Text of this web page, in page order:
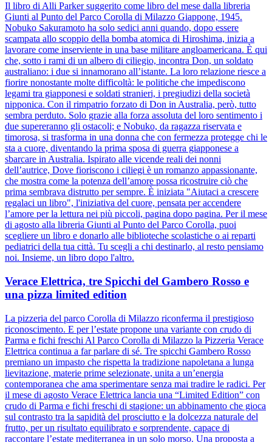
Il libro di Alli Parker suggerito come libro del mese dalla libreria
Giunti al Punto del Parco Corolla di Milazzo Giappone, 1945.
Nobuko Sakuramoto ha solo sedici anni quando, dopo essere
scampata allo scoppio della bomba atomica di Hiroshima, inizia a
lavorare come inserviente in una base militare angloamericana. È qui
che, sotto i rami di un albero di ciliegio, incontra Don, un soldato
australiano: i due si innamorano all’istante. La loro relazione riesce a
fiorire nonostante molte difficoltà: le politiche che impediscono
legami tra giapponesi e soldati stranieri, i pregiudizi della società
nipponica. Con il rimpatrio forzato di Don in Australia, però, tutto
sembra perduto. Solo grazie alla forza assoluta del loro sentimento i
due supereranno gli ostacoli; e Nobuko, da ragazza riservata e
timorosa, si trasforma in una donna che con fermezza protegge chi le
sta a cuore, diventando la prima sposa di guerra giapponese a
sbarcare in Australia. Ispirato alle vicende reali dei nonni
dell’autrice, Dove fioriscono i ciliegi è un romanzo appassionante,
che mostra come la potenza dell’amore possa ricostruire ciò che
prima sembrava distrutto per sempre. È iniziata "Aiutaci a crescere
regalaci un libro", l'iniziativa del cuore, pensata per accendere
l’amore per la lettura nei più piccoli, pagina dopo pagina. Per il mese
di agosto alla libreria Giunti al Punto del Parco Corolla, puoi
scegliere un libro e donarlo alle biblioteche scolastiche o ai reparti
pediatrici della tua città. Tu scegli a chi destinarlo, al resto pensiamo
noi. Insieme, un libro dopo l'altro.
Verace Elettrica, tre Spicchi del Gambero Rosso e
una pizza limited edition
La pizzeria del parco Corolla di Milazzo riconferma il prestigioso
riconoscimento. E per l’estate propone una variante con crudo di
Parma e fichi freschi Al Parco Corolla di Milazzo la Pizzeria Verace
Elettrica continua a far parlare di sé. Tre spicchi Gambero Rosso
premiano un impasto che rispetta la tradizione napoletana a lunga
lievitazione, materie prime selezionate, unita a un’energia
contemporanea che ama sperimentare senza mai tradire le radici. Per
il mese di agosto Verace Elettrica lancia una “Limited Edition” con
crudo di Parma e fichi freschi di stagione: un abbinamento che gioca
sul contrasto tra la sapidità del prosciutto e la dolcezza naturale del
frutto, per un risultato equilibrato e sorprendente, capace di
raccontare l’estate mediterranea in un solo morso. Una proposta a